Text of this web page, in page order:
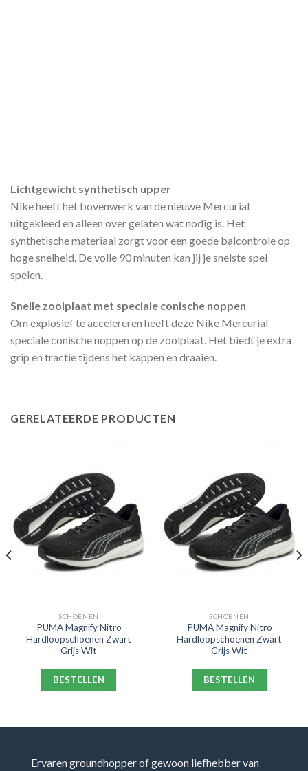
Lichtgewicht synthetisch upper
Nike heeft het bovenwerk van de nieuwe Mercurial
uitgekleed en alleen over gelaten wat nodig is. Het
synthetische materiaal zorgt voor een goede balcontrole op
hoge snelheid. De volle 90 minuten kan jij je snelste spel
spelen.
Snelle zoolplaat met speciale conische noppen
Om explosief te accelereren heeft deze Nike Mercurial
speciale conische noppen op de zoolplaat. Het biedt je extra
grip en tractie tijdens het kappen en draaien.
GERELATEERDE PRODUCTEN
SCHOENEN
PUMA Magnify Nitro
Hardloopschoenen Zwart
Grijs Wit
BESTELLEN
SCHOENEN
PUMA Magnify Nitro
Hardloopschoenen Zwart
Grijs Wit
BESTELLEN
Ervaren groundhopper of gewoon liefhebber van